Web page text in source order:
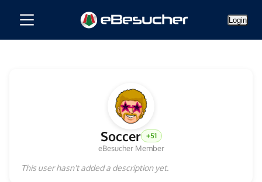
Login
Soccer +51
eBesucher Member
This user hasn't added a description yet.